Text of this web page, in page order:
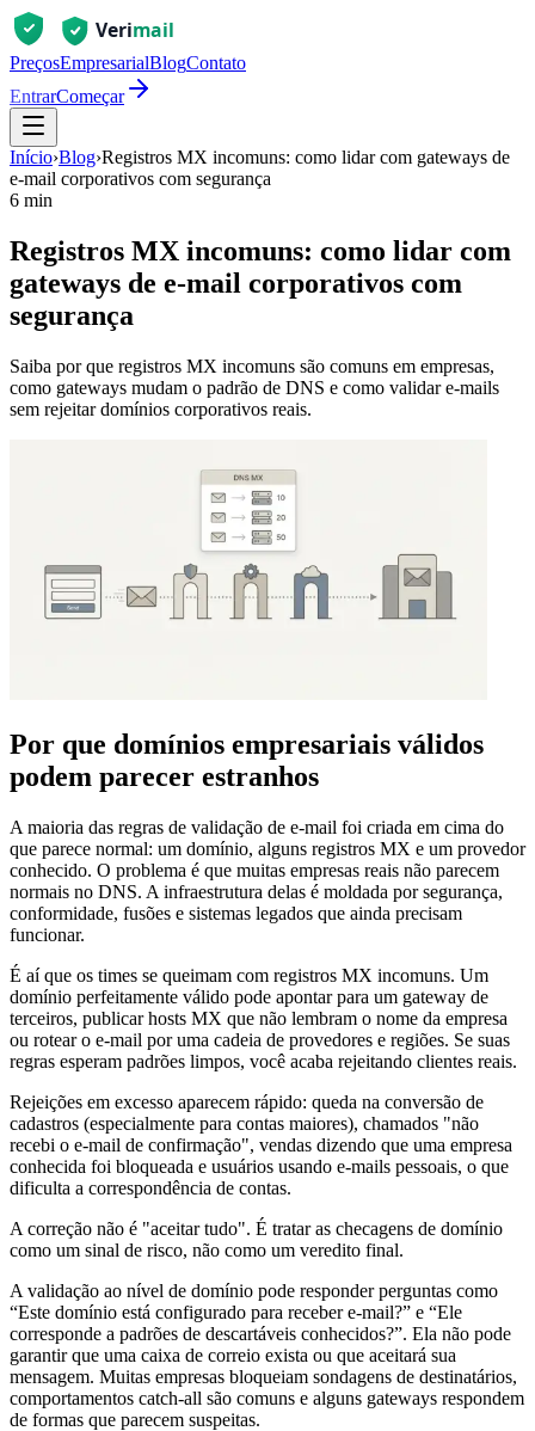
PreçosEmpresarialBlogContato
EntrarComeçar
Início›Blog›Registros MX incomuns: como lidar com gateways de
e-mail corporativos com segurança
6 min
Registros MX incomuns: como lidar com
gateways de e-mail corporativos com
segurança
Saiba por que registros MX incomuns são comuns em empresas,
como gateways mudam o padrão de DNS e como validar e-mails
sem rejeitar domínios corporativos reais.
Por que domínios empresariais válidos
podem parecer estranhos
A maioria das regras de validação de e-mail foi criada em cima do
que parece normal: um domínio, alguns registros MX e um provedor
conhecido. O problema é que muitas empresas reais não parecem
normais no DNS. A infraestrutura delas é moldada por segurança,
conformidade, fusões e sistemas legados que ainda precisam
funcionar.
É aí que os times se queimam com registros MX incomuns. Um
domínio perfeitamente válido pode apontar para um gateway de
terceiros, publicar hosts MX que não lembram o nome da empresa
ou rotear o e-mail por uma cadeia de provedores e regiões. Se suas
regras esperam padrões limpos, você acaba rejeitando clientes reais.
Rejeições em excesso aparecem rápido: queda na conversão de
cadastros (especialmente para contas maiores), chamados "não
recebi o e-mail de confirmação", vendas dizendo que uma empresa
conhecida foi bloqueada e usuários usando e-mails pessoais, o que
dificulta a correspondência de contas.
A correção não é "aceitar tudo". É tratar as checagens de domínio
como um sinal de risco, não como um veredito final.
A validação ao nível de domínio pode responder perguntas como
“Este domínio está configurado para receber e-mail?” e “Ele
corresponde a padrões de descartáveis conhecidos?”. Ela não pode
garantir que uma caixa de correio exista ou que aceitará sua
mensagem. Muitas empresas bloqueiam sondagens de destinatários,
comportamentos catch-all são comuns e alguns gateways respondem
de formas que parecem suspeitas.